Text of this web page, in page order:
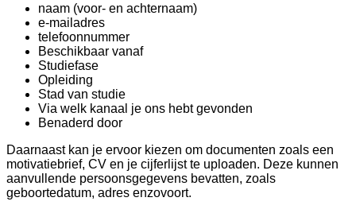
naam (voor- en achternaam)
e-mailadres
telefoonnummer
Beschikbaar vanaf
Studiefase
Opleiding
Stad van studie
Via welk kanaal je ons hebt gevonden
Benaderd door
Daarnaast kan je ervoor kiezen om documenten zoals een
motivatiebrief, CV en je cijferlijst te uploaden. Deze kunnen
aanvullende persoonsgegevens bevatten, zoals
geboortedatum, adres enzovoort.